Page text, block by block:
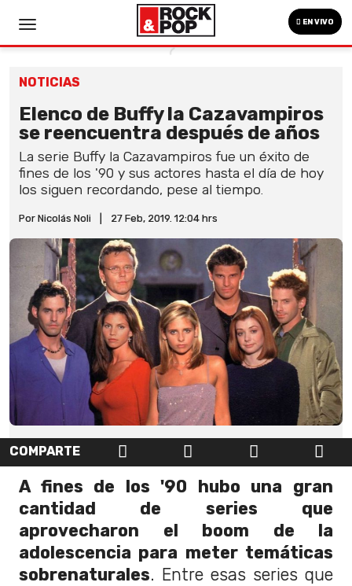
EN VIVO
NOTICIAS
Elenco de Buffy la Cazavampiros
se reencuentra después de años
La serie Buffy la Cazavampiros fue un éxito de
fines de los '90 y sus actores hasta el día de hoy
los siguen recordando, pese al tiempo.
Por Nicolás Noli 27 Feb, 2019. 12:04 hrs
COMPARTE
A fines de los '90 hubo una gran
cantidad de series que
aprovecharon el boom de la
adolescencia para meter temáticas
sobrenaturales. Entre esas series que